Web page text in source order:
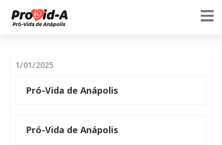
1/01/2025
Pró-Vida de Anápolis
Pró-Vida de Anápolis